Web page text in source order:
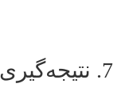
7. نتیجه‌گیری